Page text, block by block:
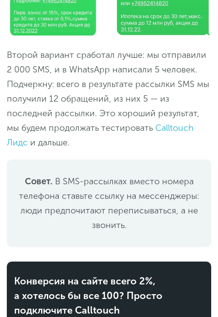
Второй вариант сработал лучше: мы отправили
2 000 SMS, и в WhatsApp написали 5 человек.
Подчеркну: всего в результате рассылки SMS мы
получили 12 обращений, из них 5 — из
последней рассылки. Это хороший результат,
мы будем продолжать тестировать Calltouch
Лидс и дальше.
Совет. В SMS-рассылках вместо номера
телефона ставьте ссылку на мессенджеры:
люди предпочитают переписываться, а не
звонить.
Конверсия на сайте всего 2%,
а хотелось бы все 100? Просто
подключите Calltouch